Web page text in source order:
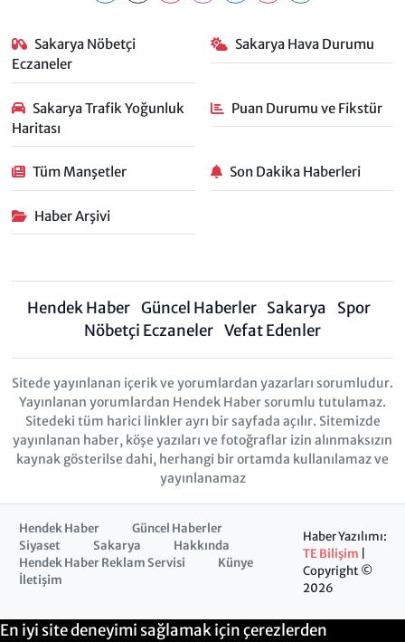
Sakarya Nöbetçi
Eczaneler
Sakarya Hava Durumu
Sakarya Trafik Yoğunluk
Haritası
Puan Durumu ve Fikstür
Tüm Manşetler Son Dakika Haberleri
Haber Arşivi
Hendek Haber Güncel Haberler Sakarya
Spor
Nöbetçi Eczaneler Vefat Edenler
Sitede yayınlanan içerik ve yorumlardan yazarları sorumludur.
Yayınlanan yorumlardan Hendek Haber sorumlu tutulamaz.
Sitedeki tüm harici linkler ayrı bir sayfada açılır. Sitemizde
yayınlanan haber, köşe yazıları ve fotoğraflar izin alınmaksızın
kaynak gösterilse dahi, herhangi bir ortamda kullanılamaz ve
yayınlanamaz
Hendek Haber
Güncel Haberler
Siyaset
Sakarya
Hakkında
Hendek Haber Reklam Servisi
Künye
İletişim
Haber Yazılımı:
TE Bilişim
Copyright ©
2026
En iyi site deneyimi sağlamak için çerezlerden